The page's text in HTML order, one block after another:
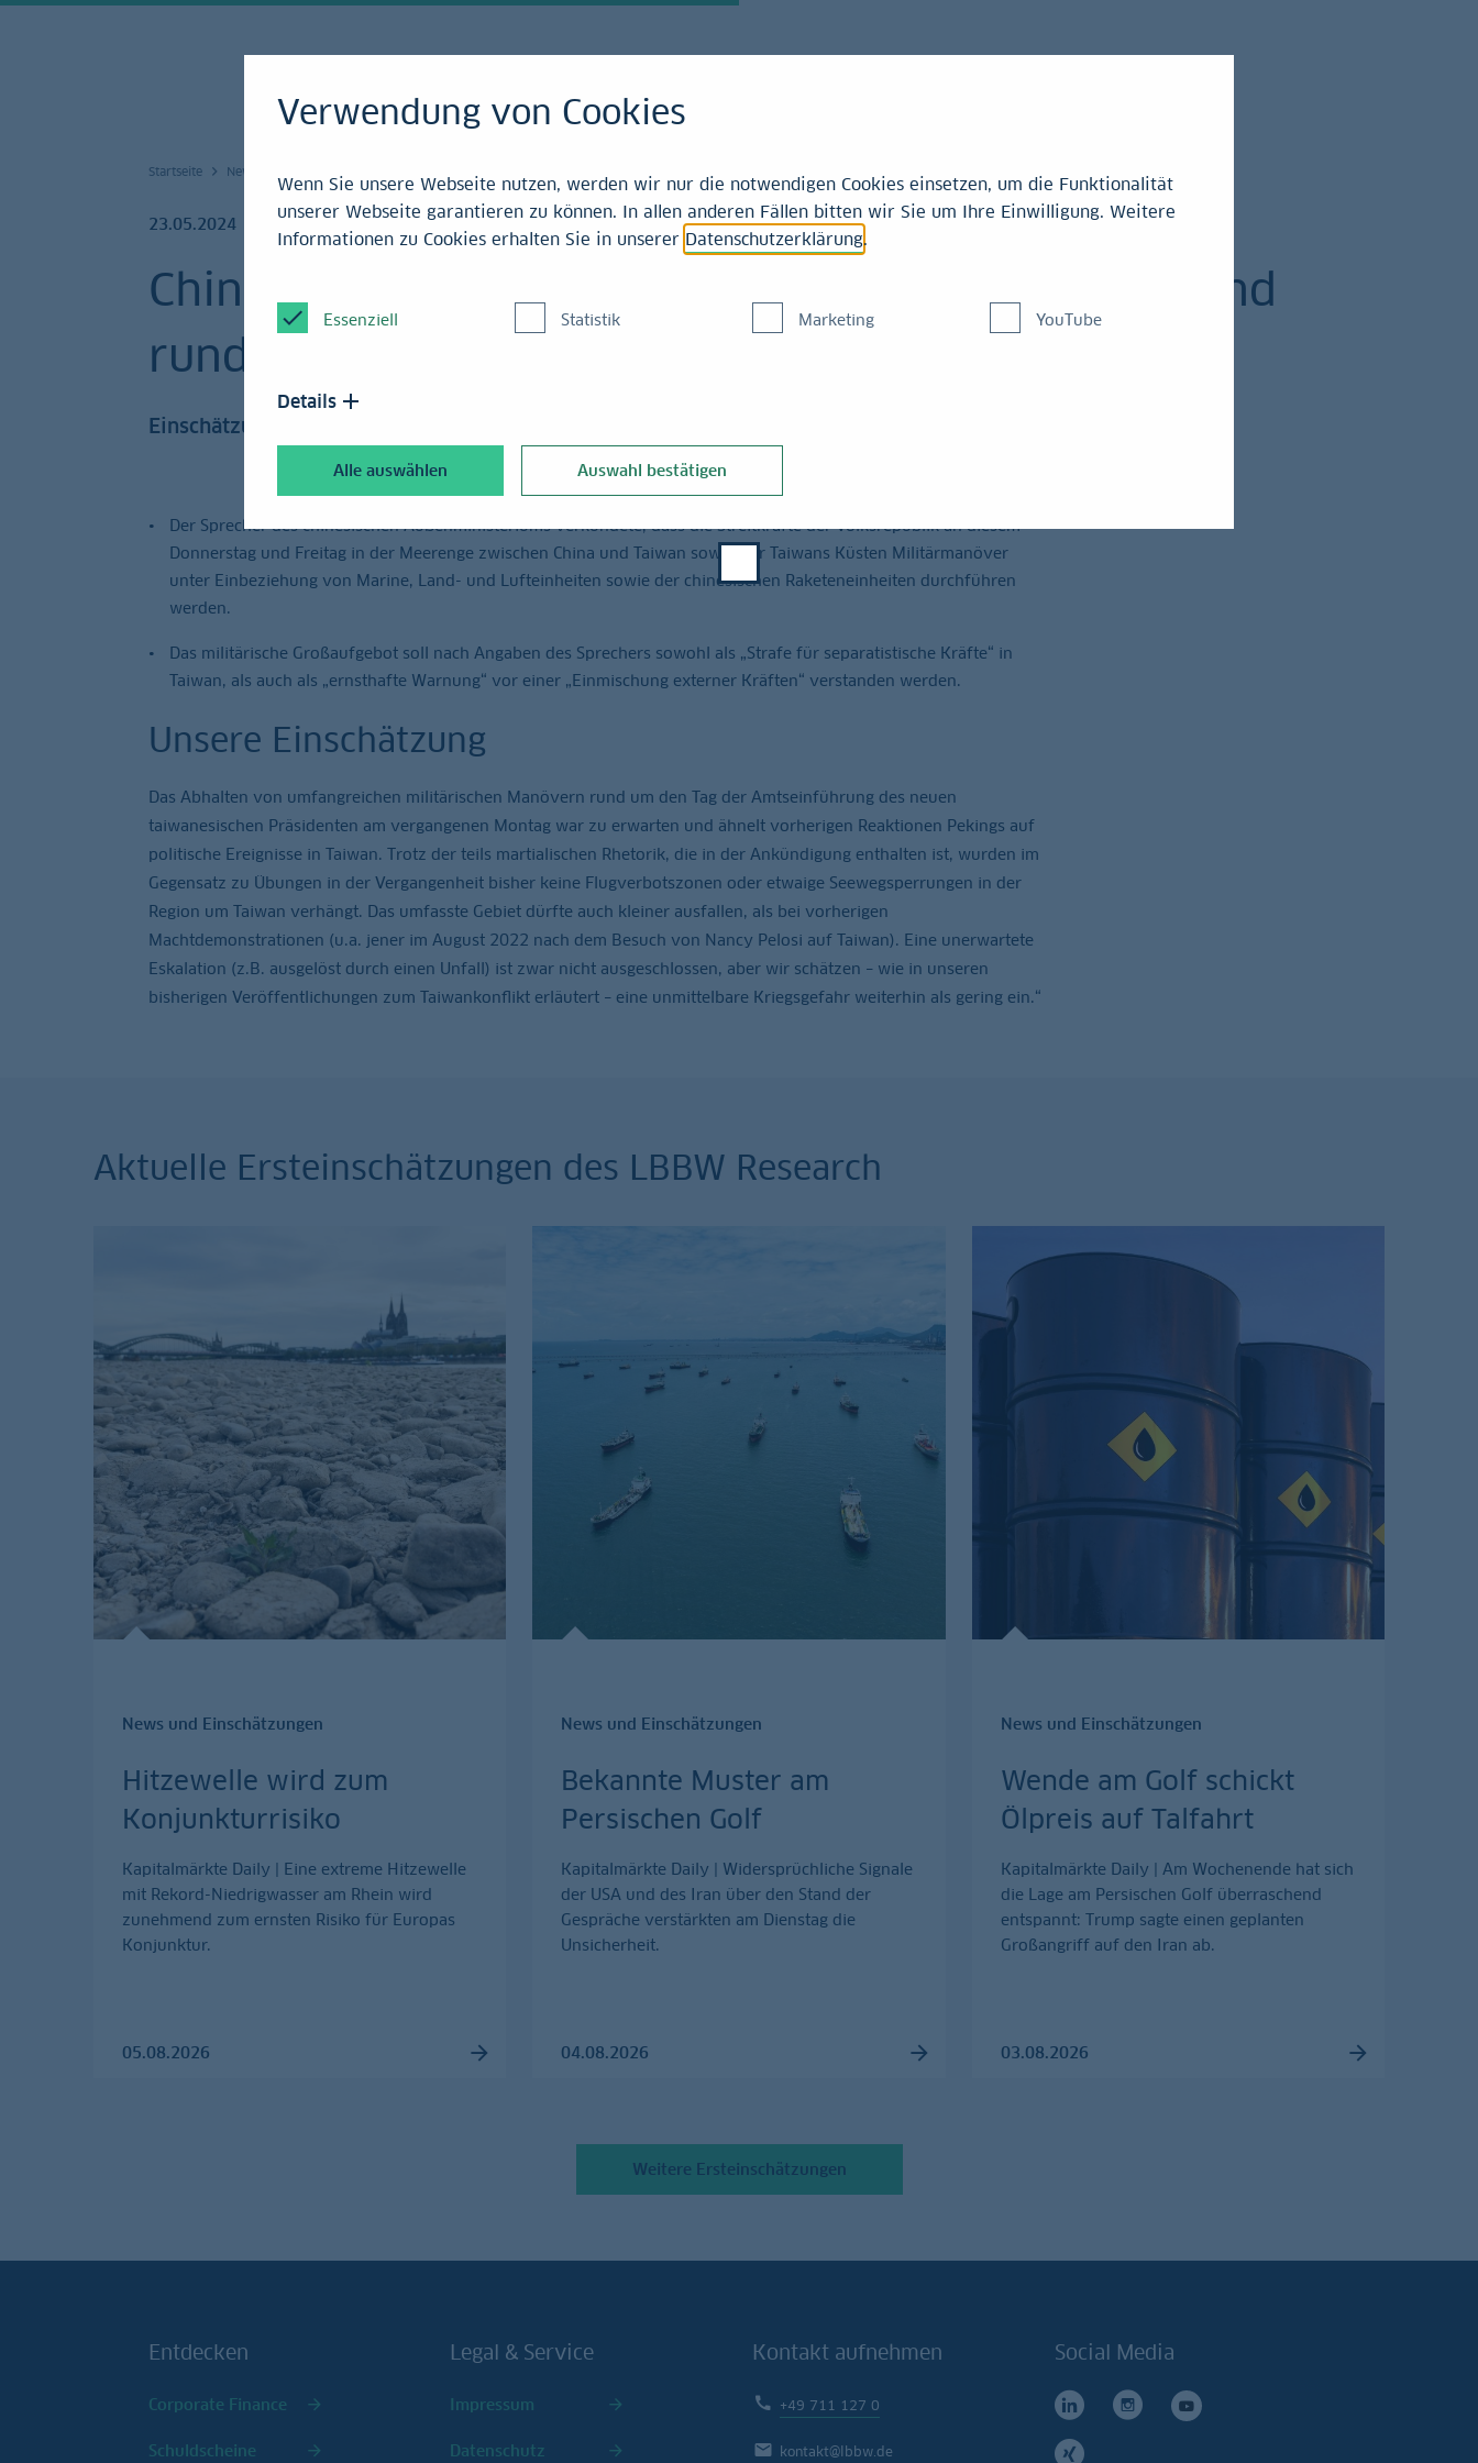
Startseite News und Service
23.05.2024
Chinesische Militärübungen in der Taiwanstraße und
rund um Taiwan
Einschätzung
Der Sprecher des chinesischen Außenministeriums verkündete, dass die Streitkräfte der Volksrepublik an diesem
Donnerstag und Freitag in der Meerenge zwischen China und Taiwan sowie vor Taiwans Küsten Militärmanöver
unter Einbeziehung von Marine, Land- und Lufteinheiten sowie der chinesischen Raketeneinheiten durchführen
werden.
Das militärische Großaufgebot soll nach Angaben des Sprechers sowohl als „Strafe für separatistische Kräfte“ in
Taiwan, als auch als „ernsthafte Warnung“ vor einer „Einmischung externer Kräften“ verstanden werden.
Unsere Einschätzung
Das Abhalten von umfangreichen militärischen Manövern rund um den Tag der Amtseinführung des neuen
taiwanesischen Präsidenten am vergangenen Montag war zu erwarten und ähnelt vorherigen Reaktionen Pekings auf
politische Ereignisse in Taiwan. Trotz der teils martialischen Rhetorik, die in der Ankündigung enthalten ist, wurden im
Gegensatz zu Übungen in der Vergangenheit bisher keine Flugverbotszonen oder etwaige Seewegsperrungen in der
Region um Taiwan verhängt. Das umfasste Gebiet dürfte auch kleiner ausfallen, als bei vorherigen
Machtdemonstrationen (u.a. jener im August 2022 nach dem Besuch von Nancy Pelosi auf Taiwan). Eine unerwartete
Eskalation (z.B. ausgelöst durch einen Unfall) ist zwar nicht ausgeschlossen, aber wir schätzen – wie in unseren
bisherigen Veröffentlichungen zum Taiwankonflikt erläutert – eine unmittelbare Kriegsgefahr weiterhin als gering ein.“
Aktuelle Ersteinschätzungen des LBBW Research
News und Einschätzungen
Hitzewelle wird zum
Konjunkturrisiko
Kapitalmärkte Daily | Eine extreme Hitzewelle
mit Rekord-Niedrigwasser am Rhein wird
zunehmend zum ernsten Risiko für Europas
Konjunktur.
05.08.2026
News und Einschätzungen
Bekannte Muster am
Persischen Golf
Kapitalmärkte Daily | Widersprüchliche Signale
der USA und des Iran über den Stand der
Gespräche verstärkten am Dienstag die
Unsicherheit.
04.08.2026
News und Einschätzungen
Wende am Golf schickt
Ölpreis auf Talfahrt
Kapitalmärkte Daily | Am Wochenende hat sich
die Lage am Persischen Golf überraschend
entspannt: Trump sagte einen geplanten
Großangriff auf den Iran ab.
03.08.2026
Weitere Ersteinschätzungen
Entdecken
Corporate Finance
Schuldscheine
Legal & Service
Impressum
Datenschutz
Kontakt aufnehmen
+49 711 127 0
kontakt@lbbw.de
Social Media
Verwendung von Cookies
Wenn Sie unsere Webseite nutzen, werden wir nur die notwendigen Cookies einsetzen, um die Funktionalität
unserer Webseite garantieren zu können. In allen anderen Fällen bitten wir Sie um Ihre Einwilligung. Weitere
Informationen zu Cookies erhalten Sie in unserer Datenschutzerklärung.
Essenziell Statistik Marketing YouTube
Details
Alle auswählen Auswahl bestätigen